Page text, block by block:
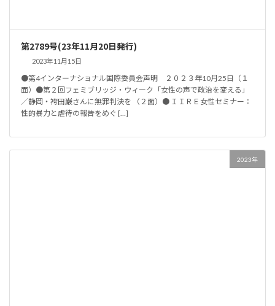
第2789号(23年11月20日発行)
2023年11月15日
●第4インターナショナル国際委員会声明 ２０２３年10月25日（１
面）●第２回フェミブリッジ・ウィーク「女性の声で政治を変える」
／静岡・袴田巌さんに無罪判決を （２面）● ＩＩＲＥ女性セミナー：
性的暴力と虐待の報告をめぐ […]
2023年